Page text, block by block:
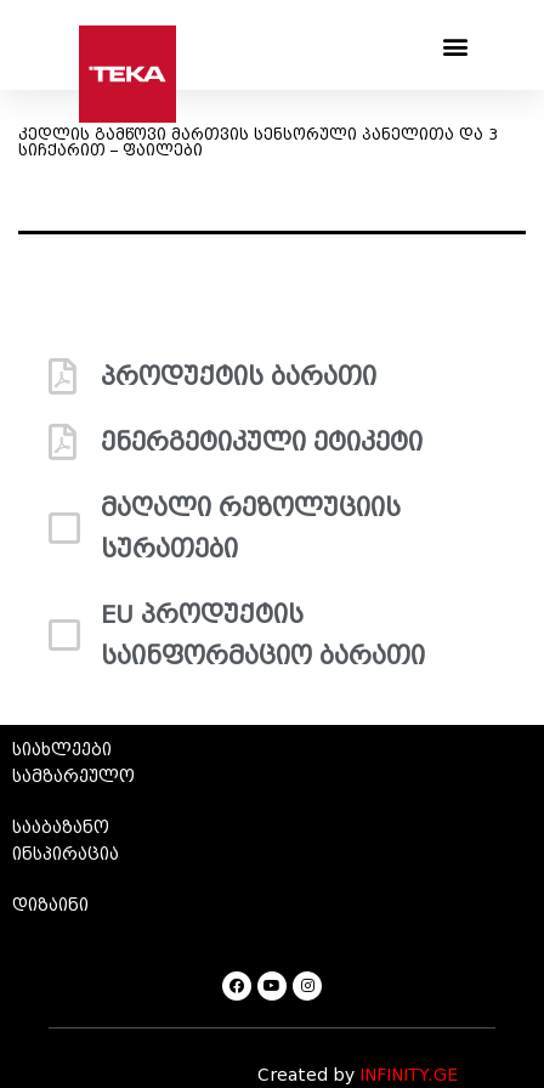
კედლის გამწოვი მართვის სენსორული პანელითა და 3
სიჩქარით – ფაილები
პროდუქტის ბარათი
ენერგეტიკული ეტიკეტი
მაღალი რეზოლუციის
სურათები
EU პროდუქტის
საინფორმაციო ბარათი
სიახლეები
სამზარეულო
სააბაზანო
ინსპირაცია
დიზაინი
Created by INFINITY.GE